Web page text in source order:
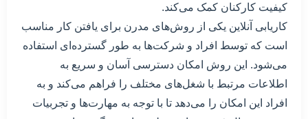
کیفیت کارکنان کمک می‌کند.
کاریابی آنلاین یکی از روش‌های مدرن برای یافتن کار مناسب
است که توسط افراد و شرکت‌ها به طور گسترده‌ای استفاده
می‌شود. این روش امکان دسترسی آسان و سریع به
اطلاعات مرتبط با شغل‌های مختلف را فراهم می‌کند و به
افراد این امکان را می‌دهد تا با توجه به مهارت‌ها و تجربیات